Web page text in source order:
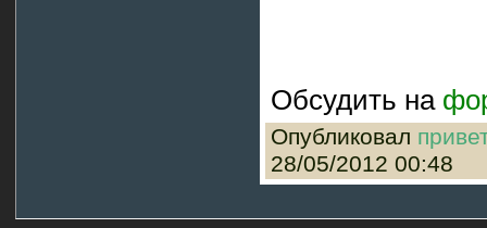
Обсудить на
Опубликовал
28/05/2012 00:48